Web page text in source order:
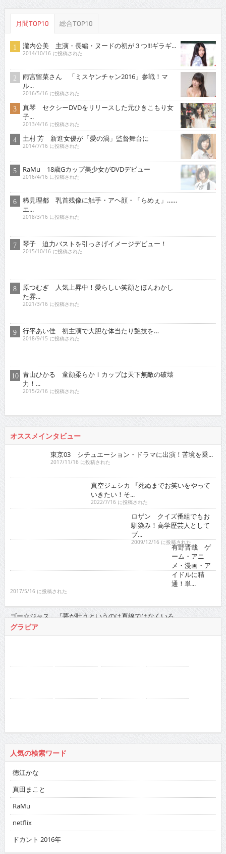
月間TOP10 総合TOP10
瀧内公美 主演・長編・ヌードの初が３つ!!!ギラギ...
2014/10/16 に投稿された
雨宮留菜さん 「ミスヤンチャン2016」参戦！マ
ル...
2016/5/16 に投稿された
真琴 セクシーDVDをリリースした元ひきこもり女
子...
2013/4/16 に投稿された
土村 芳 新進女優が「愛の渦」監督舞台に
2014/7/16 に投稿された
RaMu 18歳Gカップ美少女がDVDデビュー
2016/4/16 に投稿された
稀見理都 乳首残像に触手・アヘ顔・「らめぇ」……
エ...
2018/3/16 に投稿された
2015/10/16 に投稿された
2021/3/16 に投稿された
行平あい佳 初主演で大胆な体当たり艶技を…
2018/9/15 に投稿された
青山ひかる 童顔柔らかＩカップは天下無敵の破壊
力！...
2015/2/16 に投稿された
オススメインタビュー
東京03 シチュエーション・ドラマに出演！苦境を乗...
真空ジェシカ 『死ぬまでお笑いをやっていきたい！そ...
ロザン クイズ番組でもお馴染み！高学歴芸人として
ブ...
有野晋哉 ゲーム・アニメ・漫画・アイドルに精通！
2017/5/16 に投稿された
ゴー☆ジャス 『夢が叶うというのは直線ではなくい
RaMu
netflix
ドカント 2016年
バックナンバー
2026: 01 02 03 04 05 06
07
08